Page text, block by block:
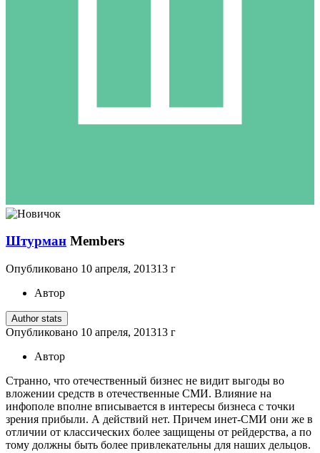
Штурман Members
Опубликовано 10 апреля, 201313 г
Автор
Author stats
Опубликовано 10 апреля, 201313 г
Автор
Странно, что отечественный бизнес не видит выгоды во
вложении средств в отечественные СМИ. Влияние на
инфополе вполне вписывается в интересы бизнеса с точки
зрения прибыли. А действий нет. Причем инет-СМИ они же в
отличии от классических более защищены от рейдерства, а по
тому должны быть более привлекательны для наших дельцов.